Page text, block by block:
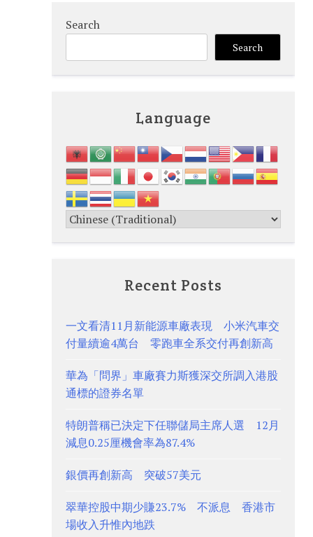
Search
Search
Language
Recent Posts
一文看清11月新能源車廠表現 小米汽車交
付量續逾4萬台 零跑車全系交付再創新高
華為「問界」車廠賽力斯獲深交所調入港股
通標的證券名單
特朗普稱已決定下任聯儲局主席人選 12月
減息0.25厘機會率為87.4%
銀價再創新高 突破57美元
翠華控股中期少賺23.7% 不派息 香港市
場收入升惟內地跌